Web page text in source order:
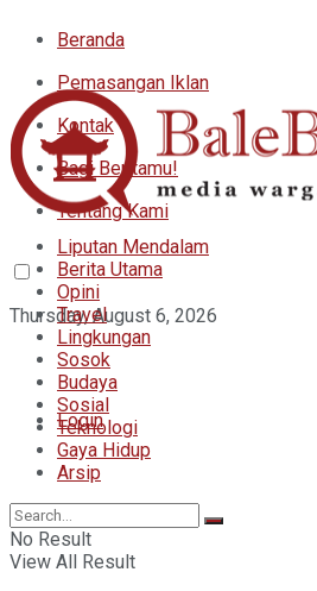
Beranda
Pemasangan Iklan
Kontak
Bagi Beritamu!
Tentang Kami
Thursday, August 6, 2026
Login
Liputan Mendalam
Berita Utama
Opini
Travel
Lingkungan
Sosok
Budaya
Sosial
Teknologi
Gaya Hidup
Arsip
No Result
View All Result